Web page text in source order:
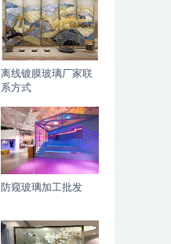
离线镀膜玻璃厂家联
系方式
防窥玻璃加工批发